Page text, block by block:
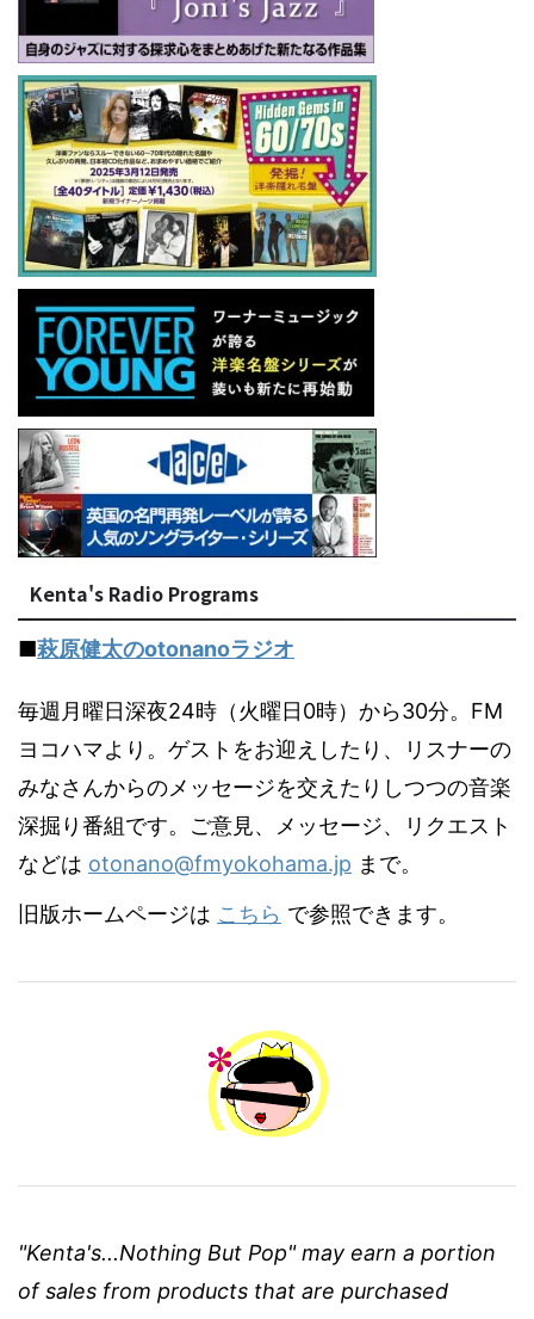
Kenta's Radio Programs
■萩原健太のotonanoラジオ
毎週月曜日深夜24時（火曜日0時）から30分。FM
ヨコハマより。ゲストをお迎えしたり、リスナーの
みなさんからのメッセージを交えたりしつつの音楽
深掘り番組です。ご意見、メッセージ、リクエスト
などは otonano@fmyokohama.jp まで。
旧版ホームページは こちら で参照できます。
"Kenta's...Nothing But Pop" may earn a portion
of sales from products that are purchased